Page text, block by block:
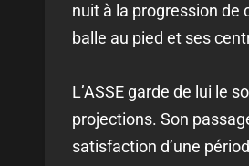
nuit à la progression de
balle au pied et ses
L’ASSE garde de lui le
projections. Son
satisfaction d’une